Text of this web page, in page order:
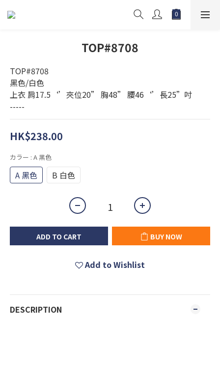
TOP#8708
TOP#8708
黑色/白色
上衣 肩17.5‘’夾位20” 胸48” 腰46‘’長25”吋
-----
HK$238.00
カラー : A 黑色
A 黑色 B 白色
ADD TO CART BUY NOW
Add to Wishlist
DESCRIPTION